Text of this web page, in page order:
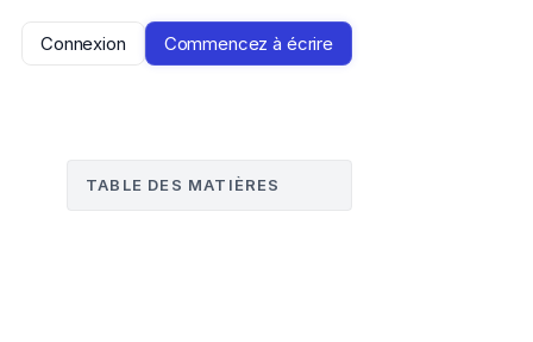
Connexion Commencez à écrire
TABLE DES MATIÈRES